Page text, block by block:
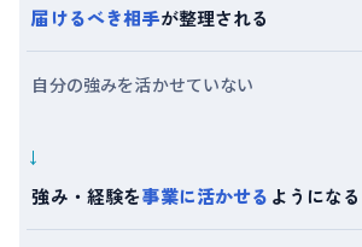
届けるべき相手が整理される
自分の強みを活かせていない
→
強み・経験を事業に活かせる ようになる